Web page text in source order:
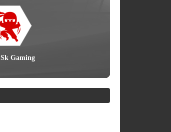
Sk Gaming